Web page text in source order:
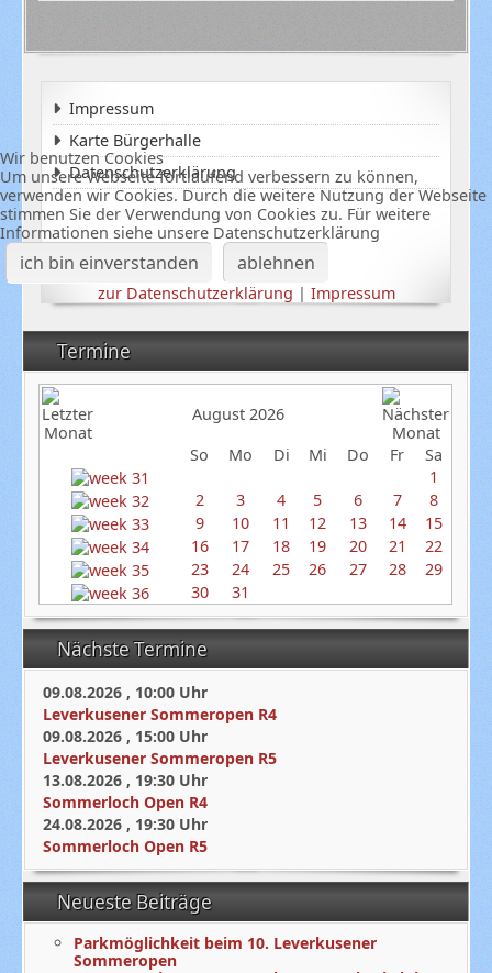
Termine
August 2026
So
Mo Di Mi Do Fr
Sa
1
2
3 4 5 6 7
8
9
10 11 12 13 14
15
16
17 18 19 20 21
22
23
24 25 26 27 28
29
30
31
Nächste Termine
09.08.2026 , 10:00 Uhr
Leverkusener Sommeropen R4
09.08.2026 , 15:00 Uhr
Leverkusener Sommeropen R5
13.08.2026 , 19:30 Uhr
Sommerloch Open R4
24.08.2026 , 19:30 Uhr
Sommerloch Open R5
Neueste Beiträge
Parkmöglichkeit beim 10. Leverkusener
Sommeropen
Impressum
Karte Bürgerhalle
Datenschutzerklärung
Wir benutzen Cookies
Um unsere Webseite fortlaufend verbessern zu können,
verwenden wir Cookies. Durch die weitere Nutzung der Webseite
stimmen Sie der Verwendung von Cookies zu. Für weitere
Informationen siehe unsere Datenschutzerklärung
ich bin einverstanden ablehnen
zur Datenschutzerklärung | Impressum